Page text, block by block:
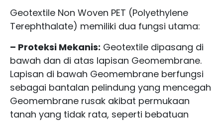
Geotextile Non Woven PET (Polyethylene
Terephthalate) memiliki dua fungsi utama:
– Proteksi Mekanis: Geotextile dipasang di
bawah dan di atas lapisan Geomembrane.
Lapisan di bawah Geomembrane berfungsi
sebagai bantalan pelindung yang mencegah
Geomembrane rusak akibat permukaan
tanah yang tidak rata, seperti bebatuan